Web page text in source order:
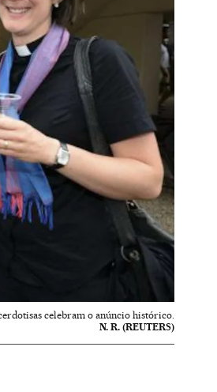
celebram o anúncio histórico.
N. R. (REUTERS)